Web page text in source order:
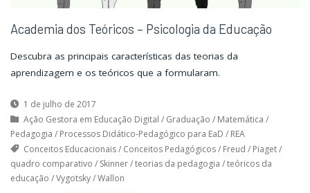
Academia dos Teóricos – Psicologia da Educação
Descubra as principais características das teorias da
aprendizagem e os teóricos que a formularam.
1 de julho de 2017
Ação Gestora em Educação Digital / Graduação / Matemática /
Pedagogia / Processos Didático-Pedagógico para EaD / REA
Conceitos Educacionais/ Conceitos Pedagógicos/ Freud / Piaget/
quadro comparativo / Skinner/teorias da pedagogia /teóricos da
educação /Vygotsky/Wallon